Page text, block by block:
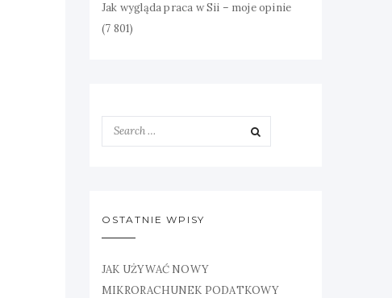
Jak wygląda praca w Sii – moje opinie
(7 801)
OSTATNIE WPISY
JAK UŻYWAĆ NOWY
MIKRORACHUNEK PODATKOWY